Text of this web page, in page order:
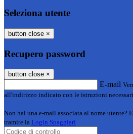
Seleziona utente
button close ×
Recupero password
button close ×
E-mail
all'indirizzo indicato con le istruzioni
Non hai una e-mail associata al nome utente?
tramite la Login Spaggiari